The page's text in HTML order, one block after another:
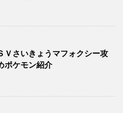
Ｖさいきょうマフォクシー攻
ポケモン紹介